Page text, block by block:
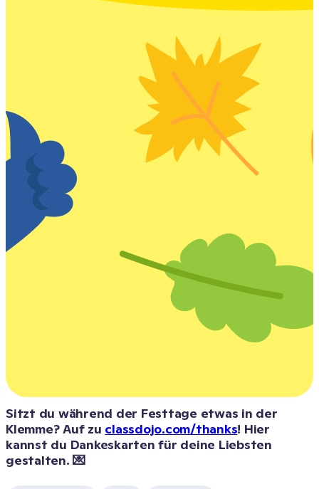
Sitzt du während der Festtage etwas in der
Klemme? Auf zu classdojo.com/thanks! Hier
kannst du Dankeskarten für deine Liebsten
gestalten. 💌